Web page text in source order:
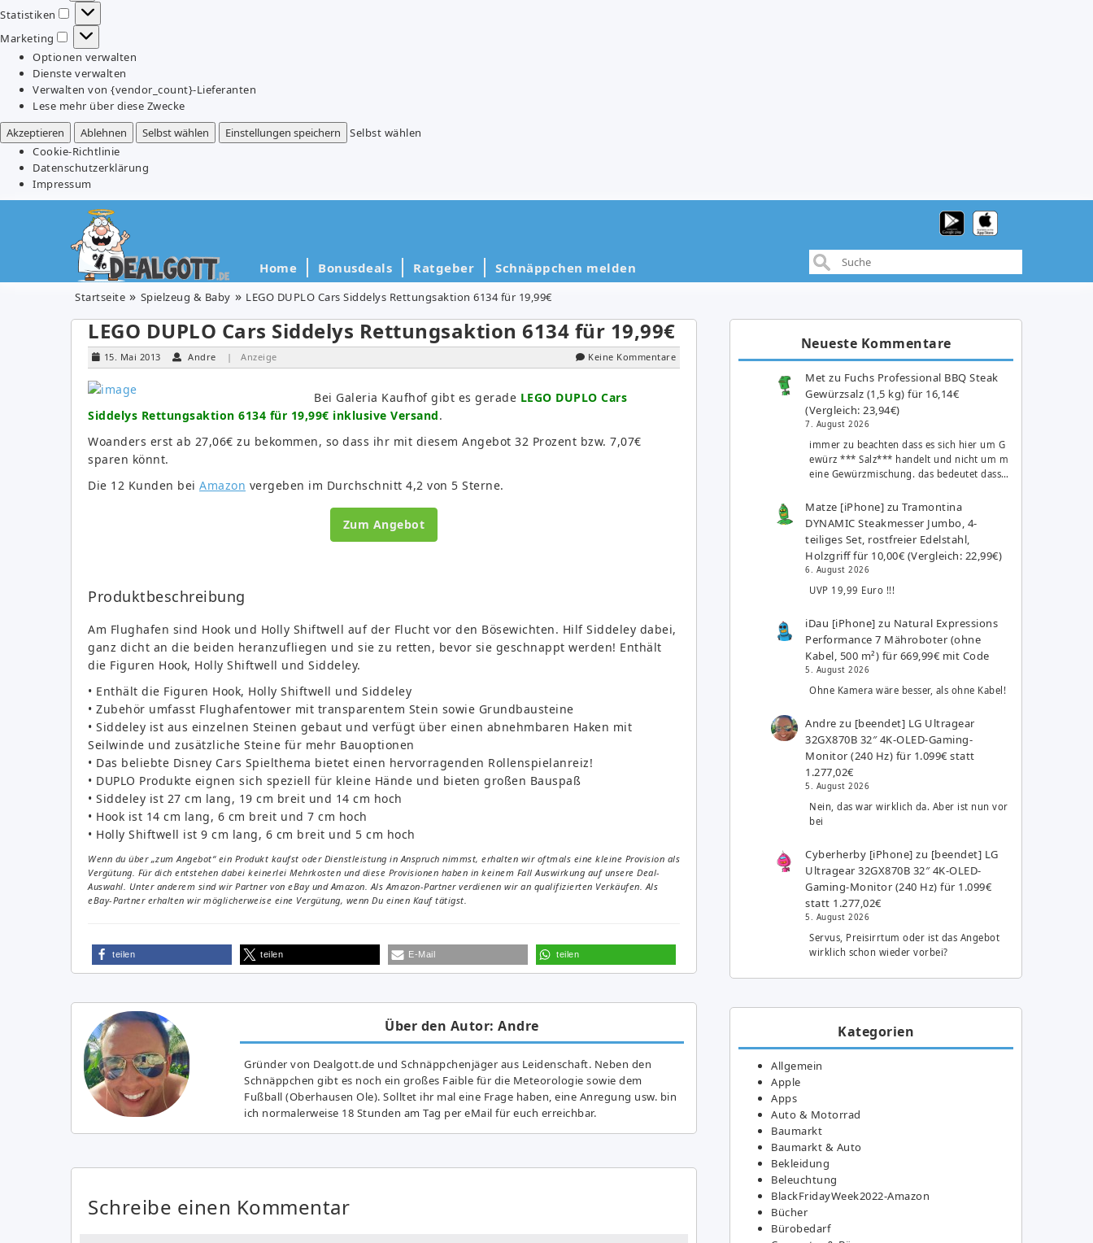
Statistiken
Statistiken
Marketing
Marketing
Optionen verwalten
Dienste verwalten
Verwalten von {vendor_count}-Lieferanten
Lese mehr über diese Zwecke
Akzeptieren
Ablehnen Selbst wählen Einstellungen speichern
Selbst wählen
Cookie-Richtlinie
Datenschutzerklärung
Impressum
Home Bonusdeals Ratgeber Schnäppchen melden
Startseite Spielzeug & Baby LEGO DUPLO Cars Siddelys Rettungsaktion 6134 für 19,99€
LEGO DUPLO Cars Siddelys Rettungsaktion 6134 für 19,99€
15. Mai 2013 Andre | Anzeige Keine Kommentare
Bei Galeria Kaufhof gibt es gerade LEGO DUPLO Cars
Siddelys Rettungsaktion 6134 für 19,99€ inklusive Versand.
Woanders erst ab 27,06€ zu bekommen, so dass ihr mit diesem Angebot 32 Prozent bzw. 7,07€
sparen könnt.
Die 12 Kunden bei Amazon vergeben im Durchschnitt 4,2 von 5 Sterne.
Zum Angebot
Produktbeschreibung
Am Flughafen sind Hook und Holly Shiftwell auf der Flucht vor den Bösewichten. Hilf Siddeley dabei,
ganz dicht an die beiden heranzufliegen und sie zu retten, bevor sie geschnappt werden! Enthält
die Figuren Hook, Holly Shiftwell und Siddeley.
• Enthält die Figuren Hook, Holly Shiftwell und Siddeley
• Zubehör umfasst Flughafentower mit transparentem Stein sowie Grundbausteine
• Siddeley ist aus einzelnen Steinen gebaut und verfügt über einen abnehmbaren Haken mit
Seilwinde und zusätzliche Steine für mehr Bauoptionen
• Das beliebte Disney Cars Spielthema bietet einen hervorragenden Rollenspielanreiz!
• DUPLO Produkte eignen sich speziell für kleine Hände und bieten großen Bauspaß
• Siddeley ist 27 cm lang, 19 cm breit und 14 cm hoch
• Hook ist 14 cm lang, 6 cm breit und 7 cm hoch
• Holly Shiftwell ist 9 cm lang, 6 cm breit und 5 cm hoch
Wenn du über „zum Angebot“ ein Produkt kaufst oder Dienstleistung in Anspruch nimmst, erhalten wir oftmals eine kleine Provision als
Vergütung. Für dich entstehen dabei keinerlei Mehrkosten und diese Provisionen haben in keinem Fall Auswirkung auf unsere Deal-
Auswahl. Unter anderem sind wir Partner von eBay und Amazon. Als Amazon-Partner verdienen wir an qualifizierten Verkäufen. Als
eBay-Partner erhalten wir möglicherweise eine Vergütung, wenn Du einen Kauf tätigst.
teilen teilen E-Mail teilen
Über den Autor: Andre
Gründer von Dealgott.de und Schnäppchenjäger aus Leidenschaft. Neben den
Schnäppchen gibt es noch ein großes Fai­ble für die Meteorologie sowie dem
Fußball (Oberhausen Ole). Solltet ihr mal eine Frage haben, eine Anregung usw. bin
ich normalerweise 18 Stunden am Tag per eMail für euch erreichbar.
Schreibe einen Kommentar
Neueste Kommentare
Met zu Fuchs Professional BBQ Steak
Gewürzsalz (1,5 kg) für 16,14€
(Vergleich: 23,94€)
7. August 2026
immer zu beachten dass es sich hier um G
ewürz *** Salz*** handelt und nicht um m
eine Gewürzmischung. das bedeutet dass…
Matze [iPhone] zuTramontina
DYNAMIC Steakmesser Jumbo, 4-
teiliges Set, rostfreier Edelstahl,
Holzgriff für 10,00€ (Vergleich: 22,99€)
6. August 2026
UVP 19,99 Euro !!!
iDau [iPhone] zu Natural Expressions
Performance 7 Mähroboter (ohne
Kabel, 500 m²) für 669,99€ mit Code
5. August 2026
Ohne Kamera wäre besser, als ohne Kabel!
Andre zu [beendet] LG Ultragear
32GX870B 32″ 4K-OLED-Gaming-
Monitor (240 Hz) für 1.099€ statt
1.277,02€
5. August 2026
Nein, das war wirklich da. Aber ist nun vor
bei
Cyberherby [iPhone] zu [beendet] LG
Ultragear 32GX870B 32″ 4K-OLED-
Gaming-Monitor (240 Hz) für 1.099€
statt 1.277,02€
5. August 2026
Servus, Preisirrtum oder ist das Angebot
wirklich schon wieder vorbei?
Kategorien
Allgemein
Apple
Apps
Auto & Motorrad
Baumarkt
Baumarkt & Auto
Bekleidung
Beleuchtung
BlackFridayWeek2022-Amazon
Bücher
Bürobedarf